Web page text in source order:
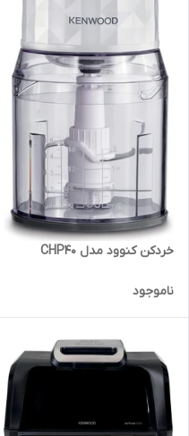
خردکن کنوود مدل CHP40
ناموجود